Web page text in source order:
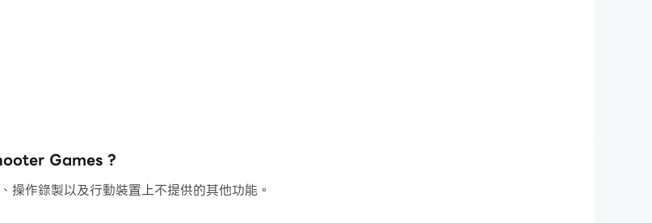
提供頂級的3D射擊遊戲之一，它將為您帶來最佳的遊戲體驗和瘋狂的圖形效果。
Games ?
作錄製以及行動裝置上不提供的其他功能。